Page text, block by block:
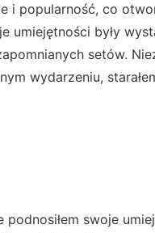
i popularność, co
umiejętności były
setów.
wydarzeniu,
podnosiłem swoje